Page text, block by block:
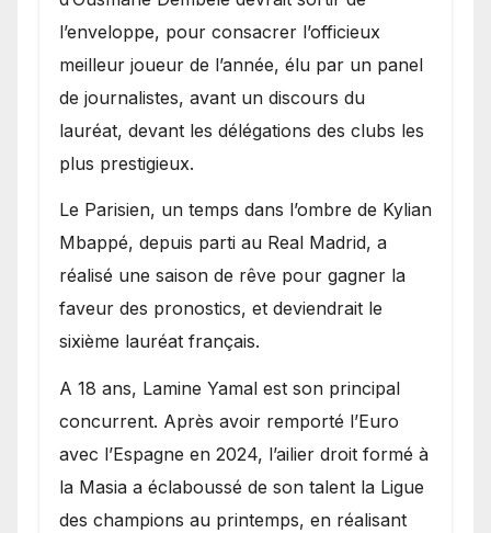
l’enveloppe, pour consacrer l’officieux
meilleur joueur de l’année, élu par un panel
de journalistes, avant un discours du
lauréat, devant les délégations des clubs les
plus prestigieux.
Le Parisien, un temps dans l’ombre de Kylian
Mbappé, depuis parti au Real Madrid, a
réalisé une saison de rêve pour gagner la
faveur des pronostics, et deviendrait le
sixième lauréat français.
A 18 ans, Lamine Yamal est son principal
concurrent. Après avoir remporté l’Euro
avec l’Espagne en 2024, l’ailier droit formé à
la Masia a éclaboussé de son talent la Ligue
des champions au printemps, en réalisant